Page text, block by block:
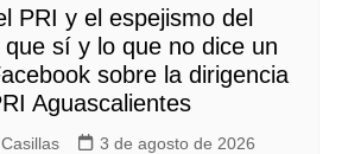
PRI y el espejismo del
sí y lo que no dice un
sobre la dirigencia
Aguascalientes
3 de agosto de 2026